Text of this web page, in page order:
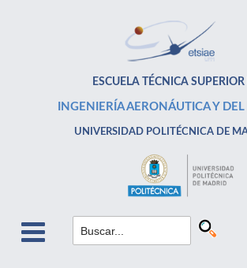
ESCUELA TÉCNICA SUPERIOR
INGENIERÍA AERONÁUTICA Y DEL
UNIVERSIDAD POLITÉCNICA DE